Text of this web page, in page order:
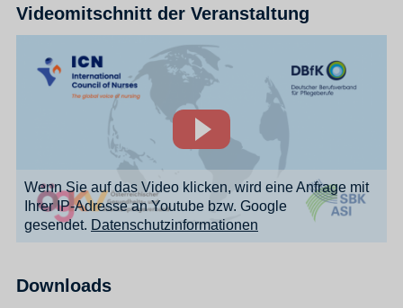
Videomitschnitt der Veranstaltung
Wenn Sie auf das Video klicken, wird eine Anfrage mit
Ihrer IP-Adresse an Youtube bzw. Google
gesendet. Datenschutzinformationen
Downloads